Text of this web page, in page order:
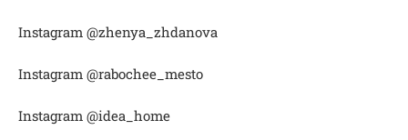
Instagram @zhenya_zhdanova
Instagram @rabochee_mesto
Instagram @idea_home